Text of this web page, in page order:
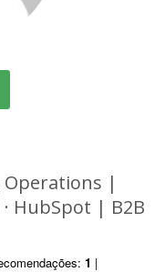
Operations |
· HubSpot | B2B
1 |